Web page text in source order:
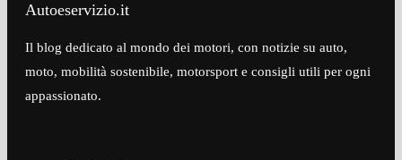
Autoeservizio.it
Il blog dedicato al mondo dei motori, con notizie su auto,
moto, mobilità sostenibile, motorsport e consigli utili per ogni
appassionato.​